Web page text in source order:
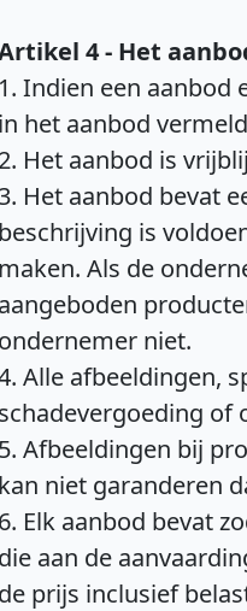
4 - Het
1. Indien een
in het aanbod
2. Het aanbod is
3. Het aanbod bevat
beschrijving is
maken. Als de
aangeboden
ondernemer niet.
Alle afbeeldingen,
schadevergoeding of
5. Afbeeldingen bij
kan niet garanderen
6. Elk aanbod bevat
die aan de
de prijs inclusief